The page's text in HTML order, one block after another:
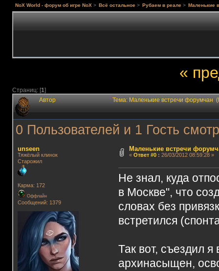
NoX World - форум об игре NoX > Всё остальное > Рубаем в реале > Маленькие
«
Страниц: [1]
Автор Тема: Маленькие встречи форумчан
0 Пользователей и 1 Гость
unseen
Тяжёлый клинок
Старожил
Карма: 172
Оффлайн
Сообщений: 1379
Маленькие встречи
« Ответ #0: 26/03/2012 08:59:28 »
Не знал, куда
в Москве", что
словах без
встретился
Так вот, съездил
архинасыщен,